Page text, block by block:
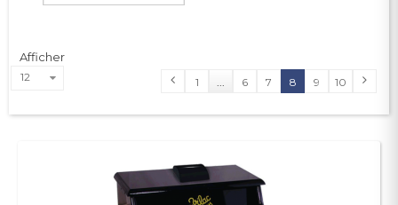
1 6 7 8 9 10
Afficher
12